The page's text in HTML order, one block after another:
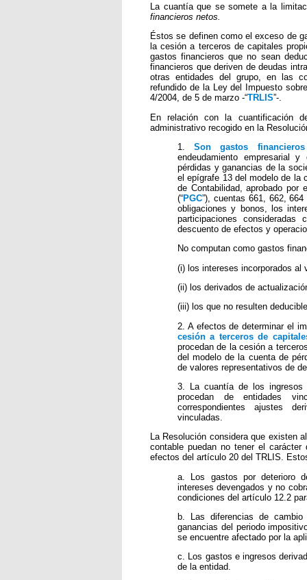
La cuantía que se somete a la
financieros netos.
Éstos se definen como el exceso de
la cesión a terceros de capitales
gastos financieros que no sean
financieros que deriven de deudas
otras entidades del grupo, en las
refundido de la Ley del Impuesto
4/2004, de 5 de marzo -“TRLIS”-.
En relación con la cuantificación
administrativo recogido en la
1.Son gastos financieros
endeudamiento empresarial
pérdidas y ganancias de la
el epígrafe 13 del modelo de la
de Contabilidad, aprobado por
(“PGC”), cuentas 661, 662,
obligaciones y bonos, los
participaciones
descuento de efectos y
No computan como gastos
(i) los intereses incorporados al
(ii) los derivados de
(iii) los que no resulten
2. A efectos de determinar el
cesión a terceros de
procedan de la cesión a
del modelo de la cuenta de
de valores representativos de
3. La cuantía de los
procedan de entidades
correspondientes ajustes
vinculadas.
La Resolución considera que existen
contable puedan no tener el
efectos del artículo 20 del TRLIS.
a. Los gastos por deterioro
intereses devengados y no
condiciones del artículo 12.2
b. Las diferencias de
ganancias del periodo
se encuentre afectado por la
c. Los gastos e ingresos
de la entidad.